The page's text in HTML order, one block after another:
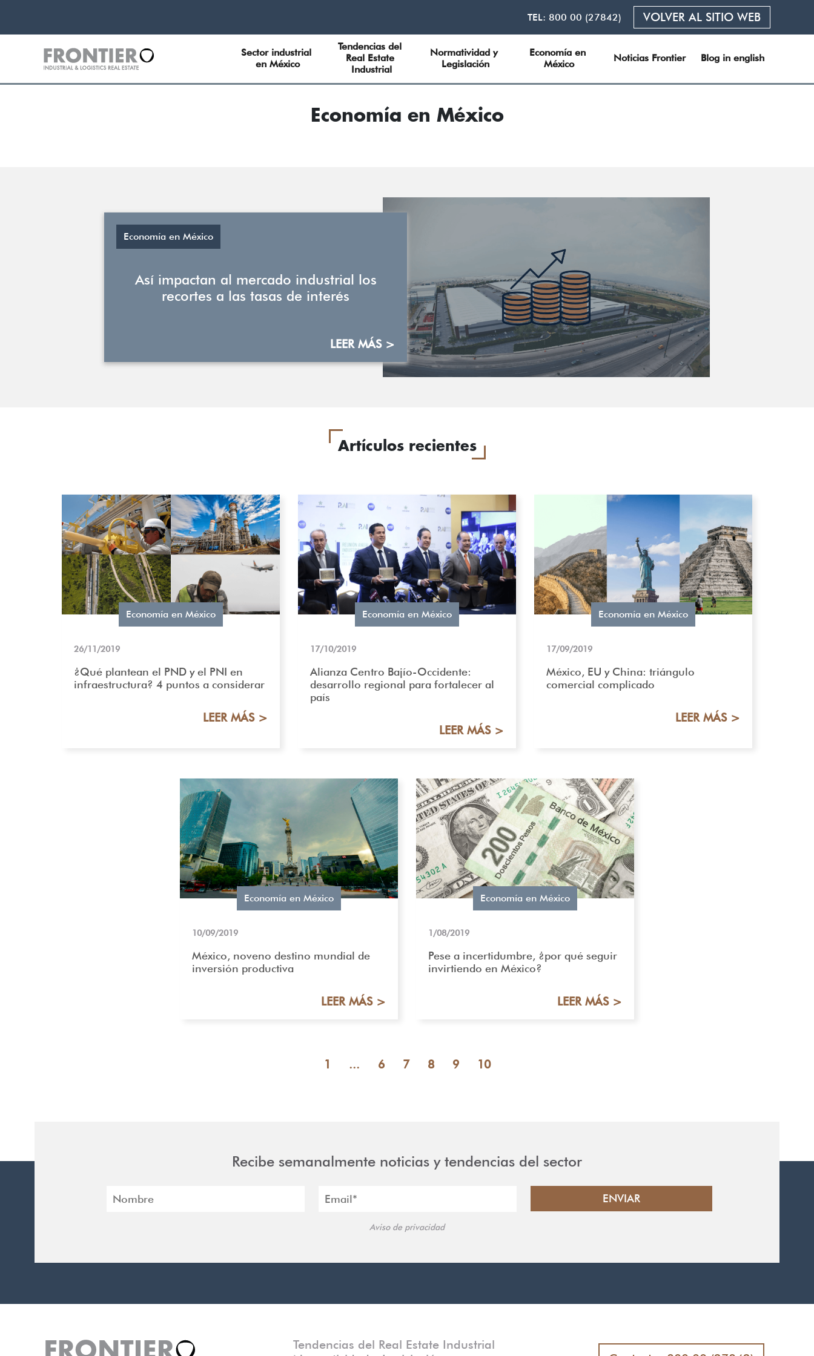
TEL: 800 00 (27842) VOLVER AL SITIO WEB
Sector industrial
en México
Tendencias del
Real Estate
Industrial
Normatividad y
Legislación
Economía en
México
Noticias Frontier Blog in english
Economía en México
Economía en México
Así impactan al mercado industrial los
recortes a las tasas de interés
LEER MÁS >
Artículos recientes
Economía en México
26/11/2019
¿Qué plantean el PND y el PNI en
infraestructura? 4 puntos a considerar
LEER MÁS >
Economía en México
17/10/2019
Alianza Centro Bajío-Occidente:
desarrollo regional para fortalecer al
país
LEER MÁS >
Economía en México
17/09/2019
México, EU y China: triángulo
comercial complicado
LEER MÁS >
Economía en México
10/09/2019
México, noveno destino mundial de
inversión productiva
LEER MÁS >
Economía en México
1/08/2019
Pese a incertidumbre, ¿por qué seguir
invirtiendo en México?
LEER MÁS >
1 ... 6 7 8 9 10
Recibe semanalmente noticias y tendencias del sector
Aviso de privacidad
Tendencias del Real Estate Industrial